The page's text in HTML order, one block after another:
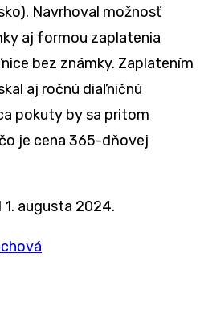
Navrhoval možnosť
aj formou zaplatenia
bez známky. Zaplatením
aj ročnú diaľničnú
pokuty by sa pritom
je cena 365-dňovej
augusta 2024.